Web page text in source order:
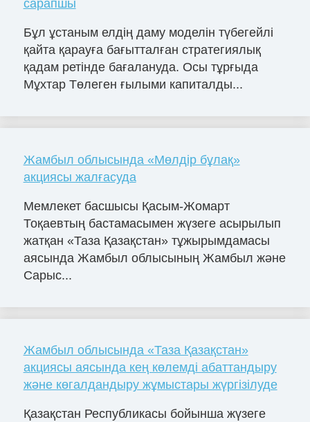
сарапшы
Бұл ұстаным елдің даму моделін түбегейлі
қайта қарауға бағытталған стратегиялық
қадам ретінде бағалануда. Осы тұрғыда
Мұхтар Төлеген ғылыми капиталды...
Жамбыл облысында «Мөлдір бұлақ»
акциясы жалғасуда
Мемлекет басшысы Қасым-Жомарт
Тоқаевтың бастамасымен жүзеге асырылып
жатқан «Таза Қазақстан» тұжырымдамасы
аясында Жамбыл облысының Жамбыл және
Сарыс...
Жамбыл облысында «Таза Қазақстан»
акциясы аясында кең көлемді абаттандыру
және көгалдандыру жұмыстары жүргізілуде
Қазақстан Республикасы бойынша жүзеге